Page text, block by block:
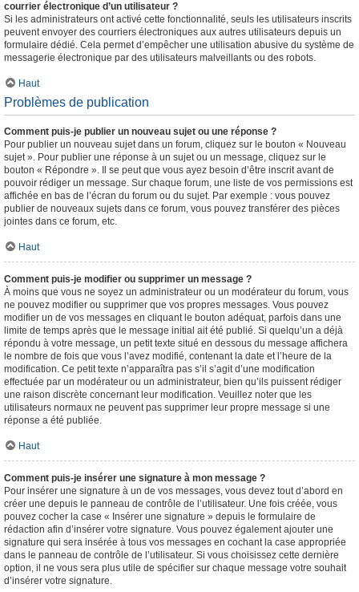
courrier électronique d’un utilisateur ?
Si les administrateurs ont activé cette fonctionnalité, seuls les utilisateurs inscrits
peuvent envoyer des courriers électroniques aux autres utilisateurs depuis un
formulaire dédié. Cela permet d’empêcher une utilisation abusive du système de
messagerie électronique par des utilisateurs malveillants ou des robots.
Haut
Problèmes de publication
Comment puis-je publier un nouveau sujet ou une réponse ?
Pour publier un nouveau sujet dans un forum, cliquez sur le bouton « Nouveau
sujet ». Pour publier une réponse à un sujet ou un message, cliquez sur le
bouton « Répondre ». Il se peut que vous ayez besoin d’être inscrit avant de
pouvoir rédiger un message. Sur chaque forum, une liste de vos permissions est
affichée en bas de l’écran du forum ou du sujet. Par exemple : vous pouvez
publier de nouveaux sujets dans ce forum, vous pouvez transférer des pièces
jointes dans ce forum, etc.
Haut
Comment puis-je modifier ou supprimer un message ?
À moins que vous ne soyez un administrateur ou un modérateur du forum, vous
ne pouvez modifier ou supprimer que vos propres messages. Vous pouvez
modifier un de vos messages en cliquant le bouton adéquat, parfois dans une
limite de temps après que le message initial ait été publié. Si quelqu’un a déjà
répondu à votre message, un petit texte situé en dessous du message affichera
le nombre de fois que vous l’avez modifié, contenant la date et l’heure de la
modification. Ce petit texte n’apparaîtra pas s’il s’agit d’une modification
effectuée par un modérateur ou un administrateur, bien qu’ils puissent rédiger
une raison discrète concernant leur modification. Veuillez noter que les
utilisateurs normaux ne peuvent pas supprimer leur propre message si une
réponse a été publiée.
Haut
Comment puis-je insérer une signature à mon message ?
Pour insérer une signature à un de vos messages, vous devez tout d’abord en
créer une depuis le panneau de contrôle de l’utilisateur. Une fois créée, vous
pouvez cocher la case « Insérer une signature » depuis le formulaire de
rédaction afin d’insérer votre signature. Vous pouvez également ajouter une
signature qui sera insérée à tous vos messages en cochant la case appropriée
dans le panneau de contrôle de l’utilisateur. Si vous choisissez cette dernière
option, il ne vous sera plus utile de spécifier sur chaque message votre souhait
d’insérer votre signature.